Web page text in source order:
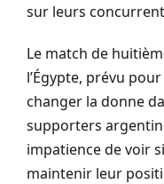
sur leurs
Le match de
l’Égypte, prévu
changer la donne
supporters
impatience de voir
maintenir leur